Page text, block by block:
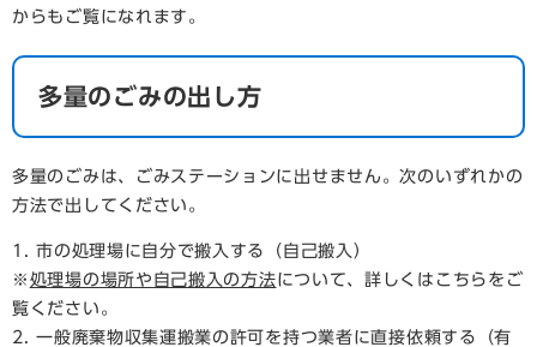
からもご覧になれます。
多量のごみの出し方
多量のごみは、ごみステーションに出せません。次のいずれかの
方法で出してください。
1. 市の処理場に自分で搬入する（自己搬入）
※ 処理場の場所や自己搬入の方法について、詳しくはこちらをご
覧ください。
2. 一般廃棄物収集運搬業の許可を持つ業者に直接依頼する（有